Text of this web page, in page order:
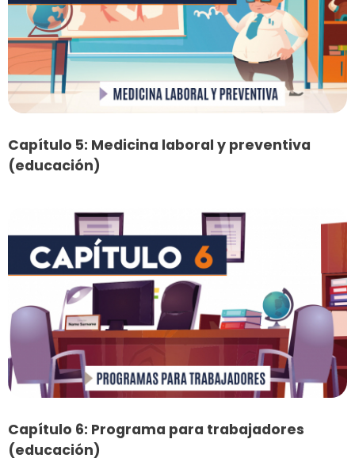
Capítulo 5: Medicina laboral y preventiva
(educación)
Capítulo 6: Programa para trabajadores
(educación)